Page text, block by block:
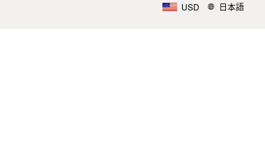
USD 日本語